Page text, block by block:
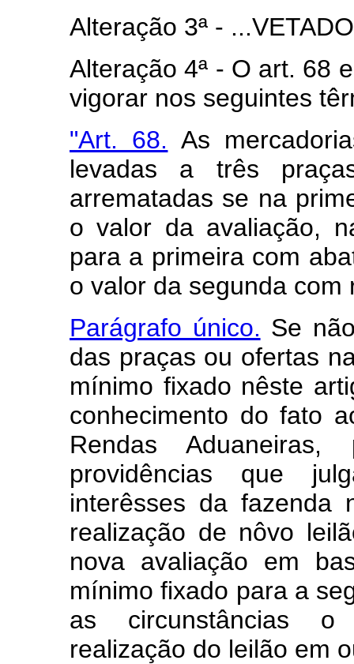
Alteração 3ª -
Alteração 4ª - O art. 68
vigorar nos seguintes
"Art. 68. As
levadas a três
arrematadas se na
o valor da avaliação,
para a primeira com
o valor da segunda com
Parágrafo único. Se
das praças ou ofertas
mínimo fixado nêste
conhecimento do fato
Rendas
providências que
interêsses da fazenda
realização de nôvo
nova avaliação em
mínimo fixado para a
as circunstâncias o
realização do leilão em